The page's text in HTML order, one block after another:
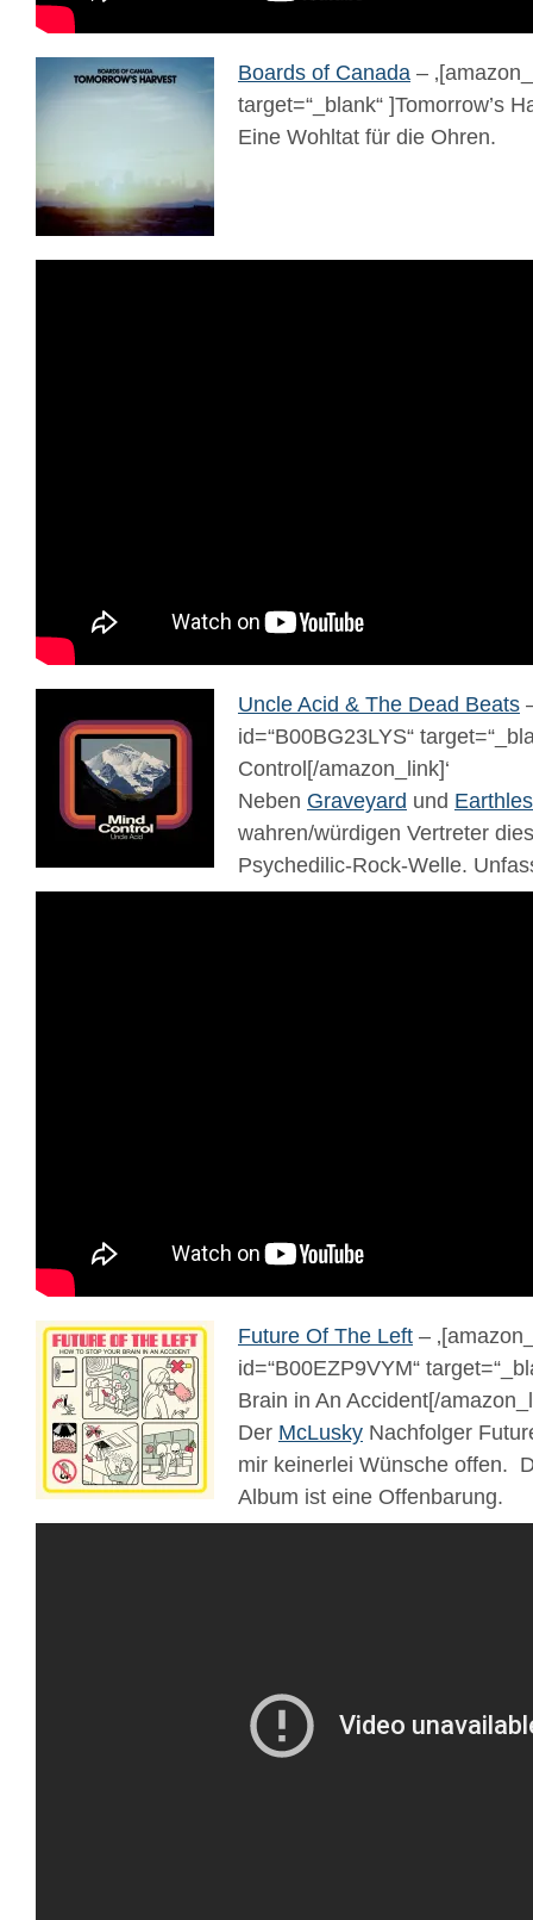
Boards of Canada –
target=“_blank“ ]Tomorrow’s
Eine Wohltat für die Ohren.
Uncle Acid & The Dead Beats
id=“B00BG23LYS“
Control[/amazon_link]‘
Neben Graveyard und
wahren/würdigen Vertreter
Psychedilic-Rock-Welle.
Future Of The Left –
id=“B00EZP9VYM“
Brain in An Accident[/
Der McLusky Nachfolger
mir keinerlei Wünsche offen.
Album ist eine Offenbarung.